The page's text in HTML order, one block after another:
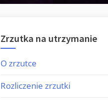
Zrzutka na utrzymanie
O zrzutce
Rozliczenie zrzutki